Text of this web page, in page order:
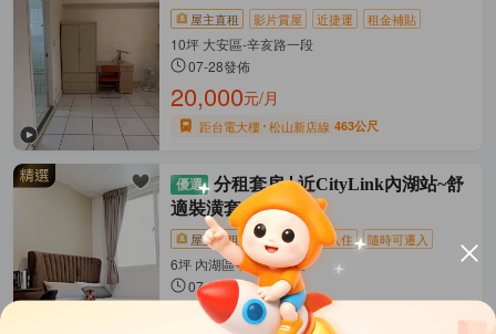
屋主直租 影片賞屋 近捷運 租金補貼
10坪 大安區-辛亥路一段
07-28發佈
20,000元/月
距台電大樓 松山新店線 463公尺
分租套房
近CityLink內湖站~舒
適裝潢套房
屋主直租 近捷運 拎包入住 隨時可遷入
6坪 內湖區-康寧路一段
07-28發佈
12,000元/月 (含水費等)